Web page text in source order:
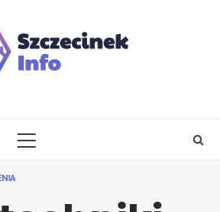
PRIMARY